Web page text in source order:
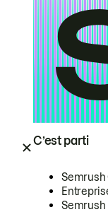
C’est parti
Semrush
Semrush